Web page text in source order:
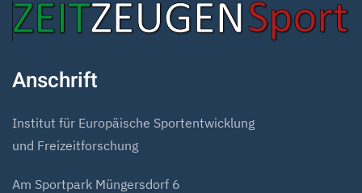
Anschrift
Institut für Europäische Sportentwicklung
und Freizeitforschung
Am Sportpark Müngersdorf 6